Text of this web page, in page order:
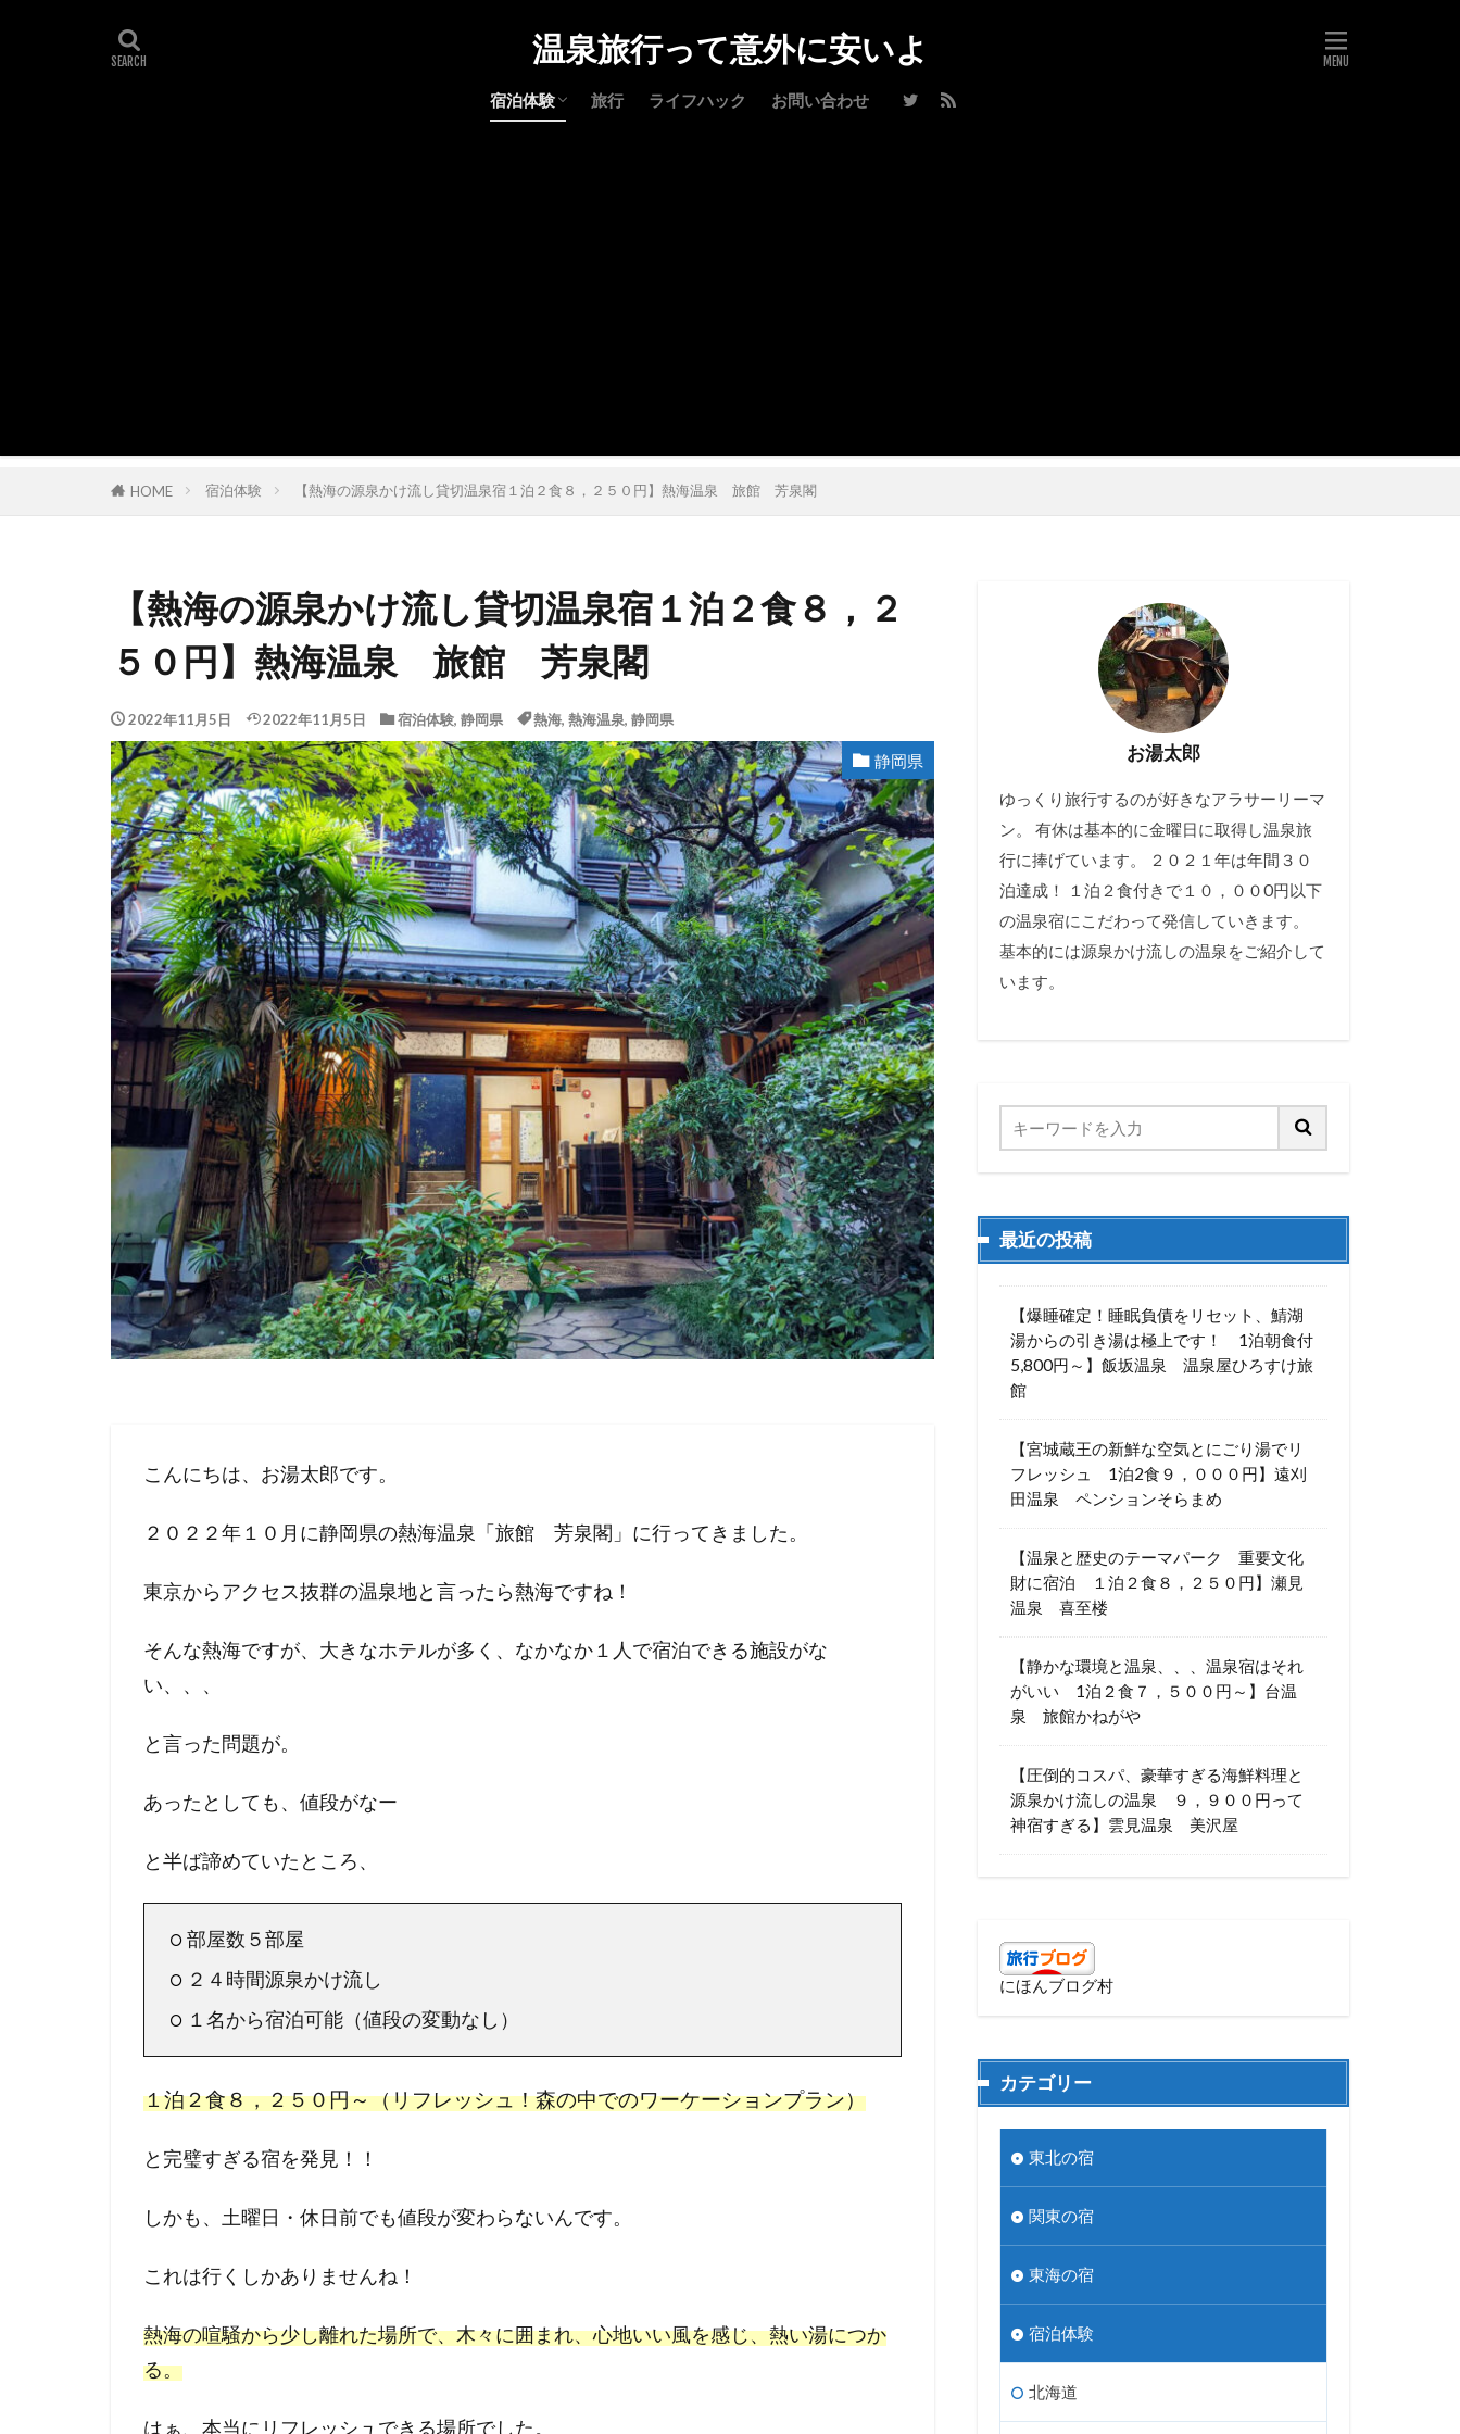
温泉旅行って意外に安いよ
宿泊体験 旅行 ライフハック お問い合わせ
HOME 宿泊体験 【熱海の源泉かけ流し貸切温泉宿１泊２食８，２５０円】熱海温泉 旅館 芳泉閣
【熱海の源泉かけ流し貸切温泉宿１泊２食８，２
５０円】熱海温泉 旅館 芳泉閣
2022年11月5日 2022年11月5日 宿泊体験, 静岡県 熱海, 熱海温泉, 静岡県
静岡県
こんにちは、お湯太郎です。
２０２２年１０月に静岡県の熱海温泉「旅館 芳泉閣」に行ってきました。
東京からアクセス抜群の温泉地と言ったら熱海ですね！
そんな熱海ですが、大きなホテルが多く、なかなか１人で宿泊できる施設がな
い、、、
と言った問題が。
あったとしても、値段がなー
と半ば諦めていたところ、
部屋数５部屋
２４時間源泉かけ流し
１名から宿泊可能（値段の変動なし）
１泊２食８，２５０円～（リフレッシュ！森の中でのワーケーションプラン）
と完璧すぎる宿を発見！！
しかも、土曜日・休日前でも値段が変わらないんです。
これは行くしかありませんね！
熱海の喧騒から少し離れた場所で、木々に囲まれ、心地いい風を感じ、熱い湯につか
る。
はぁ、本当にリフレッシュできる場所でした。
お湯太郎
ゆっくり旅行するのが好きなアラサーリーマ
ン。 有休は基本的に金曜日に取得し温泉旅
行に捧げています。 ２０２１年は年間３０
泊達成！ １泊２食付きで１０，００0円以下
の温泉宿にこだわって発信していきます。
基本的には源泉かけ流しの温泉をご紹介して
います。
最近の投稿
【爆睡確定！睡眠負債をリセット、鯖湖
湯からの引き湯は極上です！ 1泊朝食付
5,800円～】飯坂温泉 温泉屋ひろすけ旅
館
【宮城蔵王の新鮮な空気とにごり湯でリ
フレッシュ 1泊2食９，０００円】遠刈
田温泉 ペンションそらまめ
【温泉と歴史のテーマパーク 重要文化
財に宿泊 １泊２食８，２５０円】瀬見
温泉 喜至楼
【静かな環境と温泉、、、温泉宿はそれ
がいい 1泊２食７，５００円～】台温
泉 旅館かねがや
【圧倒的コスパ、豪華すぎる海鮮料理と
源泉かけ流しの温泉 ９，９００円って
神宿すぎる】雲見温泉 美沢屋
にほんブログ村
カテゴリー
東北の宿
関東の宿
東海の宿
宿泊体験
北海道